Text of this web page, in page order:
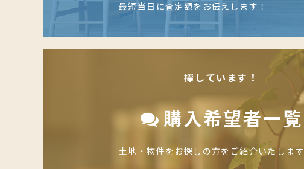
最短当日に査定額をお伝えします！
探しています！
購入希望者一覧
土地・物件をお探しの方をご紹介いたします